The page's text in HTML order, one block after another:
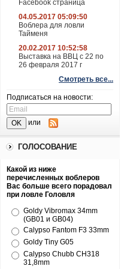
Facebook страница
04.05.2017 05:09:50
Воблера для ловли
Тайменя
20.02.2017 10:52:58
Выставка на ВВЦ с 22 по
26 февраля 2017 г
Смотреть все...
Подписаться на новости:
или
ГОЛОСОВАНИЕ
Какой из ниже
перечисленных воблеров
Вас больше всего порадовал
при ловле Головля
Goldy Vibromax 34mm
(GB01 и GB04)
Calypso Fantom F3 33mm
Goldy Tiny G05
Calypso Chubb CH318
31,8mm